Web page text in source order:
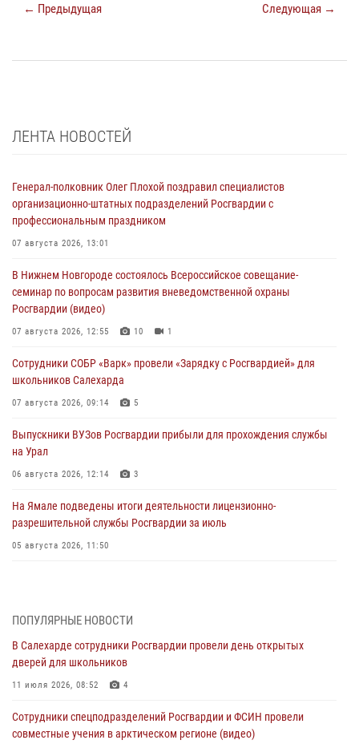
← Предыдущая Следующая →
ЛЕНТА НОВОСТЕЙ
Генерал-полковник Олег Плохой поздравил специалистов
организационно-штатных подразделений Росгвардии с
профессиональным праздником
07 августа 2026, 13:01
В Нижнем Новгороде состоялось Всероссийское совещание-
семинар по вопросам развития вневедомственной охраны
Росгвардии (видео)
07 августа 2026, 12:55 10 1
Сотрудники СОБР «Варк» провели «Зарядку с Росгвардией» для
школьников Салехарда
07 августа 2026, 09:14 5
Выпускники ВУЗов Росгвардии прибыли для прохождения службы
на Урал
06 августа 2026, 12:14 3
На Ямале подведены итоги деятельности лицензионно-
разрешительной службы Росгвардии за июль
05 августа 2026, 11:50
03 августа 2026, 07:21 2
Генерал-полковник Юрий Аверин выступил на Всероссийском
молодёжном образовательном форуме «Территория смыслов»
03 августа 2026, 06:54
Директор Росгвардии Герой России генерал армии Виктор Золотов
поздравил специалистов подразделений тыла с профессиональным
ПОПУЛЯРНЫЕ НОВОСТИ
В Салехарде сотрудники Росгвардии провели день открытых
дверей для школьников
11 июля 2026, 08:52 4
Сотрудники спецподразделений Росгвардии и ФСИН провели
совместные учения в арктическом регионе (видео)